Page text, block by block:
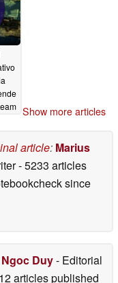
05/19/2026
Show more articles
article: Marius
- 5233 articles
since
Duy- Editorial
articles published